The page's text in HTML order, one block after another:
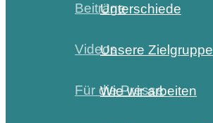
Beiträge
Videos
Für die Presse
Unterschiede
Unsere Zielgruppe
Wie wir arbeiten